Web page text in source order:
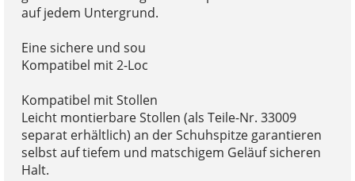
auf jedem Untergrund.
Eine sichere und sou
Kompatibel mit 2-Loc
Kompatibel mit Stollen
Leicht montierbare Stollen (als Teile-Nr. 33009
separat erhältlich) an der Schuhspitze garantieren
selbst auf tiefem und matschigem Geläuf sicheren
Halt.